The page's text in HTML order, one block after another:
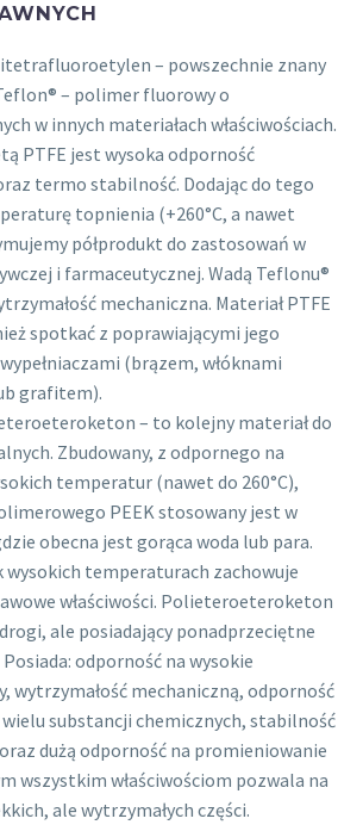
– powszechnie znany
– polimer fluorowy o
w innych materiałach właściwościach.
PTFE jest wysoka odporność
termo stabilność. Dodając do tego
topnienia (+260°C, a nawet
półprodukt do zastosowań w
i farmaceutycznej. Wadą Teflonu®
mechaniczna. Materiał PTFE
spotkać z poprawiającymi jego
(brązem, włóknami
grafitem).
– to kolejny materiał do
Zbudowany, z odpornego na
temperatur (nawet do 260°C),
PEEK stosowany jest w
obecna jest gorąca woda lub para.
wysokich temperaturach zachowuje
właściwości. Polieteroeteroketon
ale posiadający ponadprzeciętne
Posiada: odporność na wysokie
wytrzymałość mechaniczną, odporność
wielu substancji chemicznych, stabilność
dużą odporność na promieniowanie
wszystkim właściwościom pozwala na
ale wytrzymałych części.